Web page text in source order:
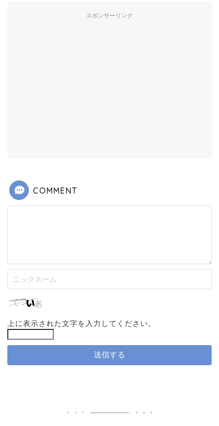
スポンサーリンク
COMMENT
上に表示された文字を入力してください。